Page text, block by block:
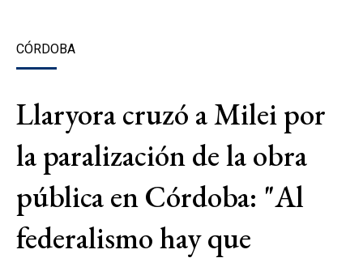
CÓRDOBA
Llaryora cruzó a Milei por
la paralización de la obra
pública en Córdoba: "Al
federalismo hay que